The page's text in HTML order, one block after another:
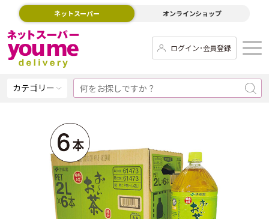
ネットスーパー オンラインショップ
ログイン･会員登録
カテゴリー